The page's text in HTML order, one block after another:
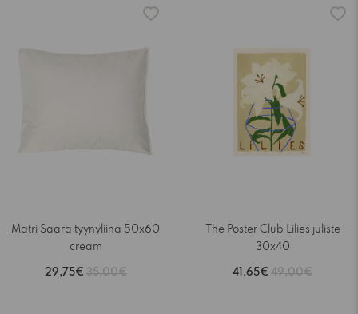
Matri Saara tyynyliina 50x60
cream
29,75€ 35,00€
The Poster Club Lilies juliste
30x40
41,65€ 49,00€